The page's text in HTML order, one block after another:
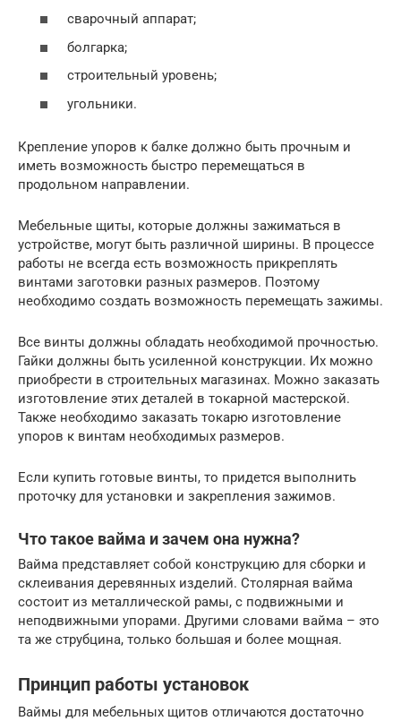
сварочный аппарат;
болгарка;
строительный уровень;
угольники.
Крепление упоров к балке должно быть прочным и
иметь возможность быстро перемещаться в
продольном направлении.
Мебельные щиты, которые должны зажиматься в
устройстве, могут быть различной ширины. В процессе
работы не всегда есть возможность прикреплять
винтами заготовки разных размеров. Поэтому
необходимо создать возможность перемещать зажимы.
Все винты должны обладать необходимой прочностью.
Гайки должны быть усиленной конструкции. Их можно
приобрести в строительных магазинах. Можно заказать
изготовление этих деталей в токарной мастерской.
Также необходимо заказать токарю изготовление
упоров к винтам необходимых размеров.
Если купить готовые винты, то придется выполнить
проточку для установки и закрепления зажимов.
Что такое вайма и зачем она нужна?
Вайма представляет собой конструкцию для сборки и
склеивания деревянных изделий. Столярная вайма
состоит из металлической рамы, с подвижными и
неподвижными упорами. Другими словами вайма – это
та же струбцина, только большая и более мощная.
Принцип работы установок
Ваймы для мебельных щитов отличаются достаточно